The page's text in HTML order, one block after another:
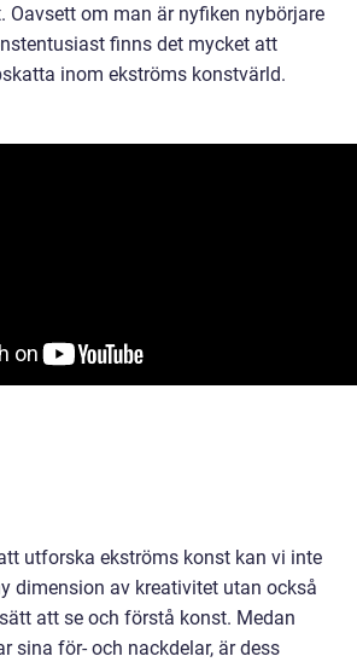
Oavsett om man är nyfiken nybörjare
finns det mycket att
inom ekströms konstvärld.
utforska ekströms konst kan vi inte
dimension av kreativitet utan också
att se och förstå konst. Medan
sina för- och nackdelar, är dess